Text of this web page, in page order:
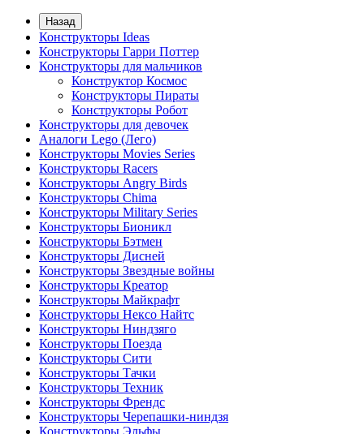
Назад
Конструкторы Ideas
Конструкторы Гарри Поттер
Конструкторы для мальчиков
Конструктор Космос
Конструкторы Пираты
Конструкторы Робот
Конструкторы для девочек
Аналоги Lego (Лего)
Конструкторы Movies Series
Конструкторы Racers
Конструкторы Angry Birds
Конструкторы Chima
Конструкторы Military Series
Конструкторы Бионикл
Конструкторы Бэтмен
Конструкторы Дисней
Конструкторы Звездные войны
Конструкторы Креатор
Конструкторы Майкрафт
Конструкторы Нексо Найтс
Конструкторы Ниндзяго
Конструкторы Поезда
Конструкторы Сити
Конструкторы Тачки
Конструкторы Техник
Конструкторы Френдс
Конструкторы Черепашки-ниндзя
Конструкторы Эльфы